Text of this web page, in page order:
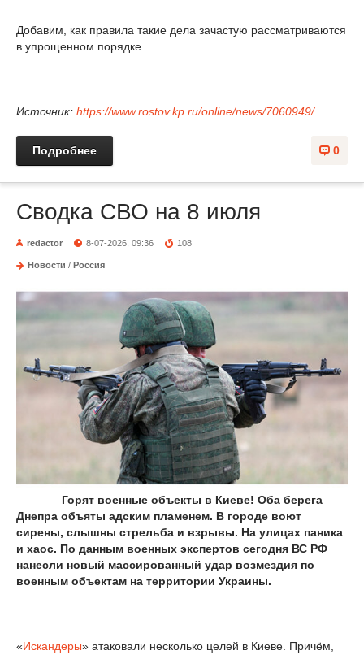
Добавим, как правила такие дела зачастую рассматриваются
в упрощенном порядке.
Источник: https://www.rostov.kp.ru/online/news/7060949/
0
Подробнее
Сводка СВО на 8 июля
redactor 8-07-2026, 09:36 108
Новости / Россия
Горят военные объекты в Киеве! Оба берега
Днепра объяты адским пламенем. В городе воют
сирены, слышны стрельба и взрывы. На улицах паника
и хаос. По данным военных экспертов сегодня ВС РФ
нанесли новый массированный удар возмездия по
военным объектам на территории Украины.
«Искандеры» атаковали несколько целей в Киеве. Причём,